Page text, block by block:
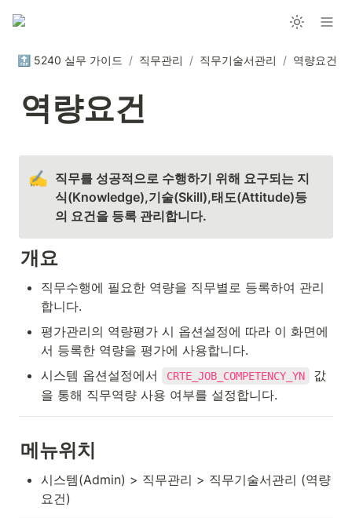
🔝 5240 실무 가이드 / 직무관리 / 직무기술서관리 / 역량요건
역량요건
✍️ 직무를 성공적으로 수행하기 위해 요구되는 지
식(Knowledge),기술(Skill),태도(Attitude)등
의 요건을 등록 관리합니다.
개요
직무수행에 필요한 역량을 직무별로 등록하여 관리
합니다.
평가관리의 역량평가 시 옵션설정에 따라 이 화면에
서 등록한 역량을 평가에 사용합니다.
시스템 옵션설정에서
CRTE_JOB_COMPETENCY_YN
값
을 통해 직무역량 사용 여부를 설정합니다.
메뉴위치
시스템(Admin) > 직무관리 > 직무기술서관리 (역량
요건)